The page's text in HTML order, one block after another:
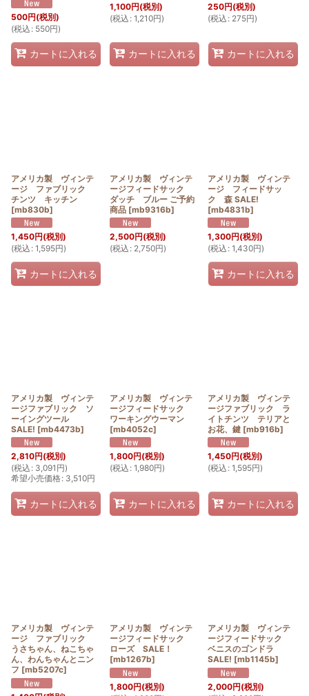
500円(税別)
(税込 : 550円)
カートに入れる
1,100円(税別)
(税込 : 1,210円)
カートに入れる
250円(税別)
(税込 : 275円)
カートに入れる
アメリカ製 ヴィンテ
ージ ファブリック
チンツ キッチン
[mb830b]
1,450円(税別)
(税込 : 1,595円)
カートに入れる
アメリカ製 ヴィンテ
ージフィードサック
ダッチ ブルー ご予約
商品 [mb9316b]
2,500円(税別)
(税込 : 2,750円)
アメリカ製 ヴィンテ
ージ フィードサッ
ク 森 SALE!
[mb4831b]
1,300円(税別)
(税込 : 1,430円)
カートに入れる
アメリカ製 ヴィンテ
ージファブリック ソ
ーイングツール
SALE! [mb4473b]
2,810円(税別)
(税込 : 3,091 円)
希望小売価格: 3,510円
カートに入れる
アメリカ製 ヴィンテ
ージフィードサック
ワーキングウーマン
[mb4052c]
1,800円(税別)
(税込 : 1,980円)
カートに入れる
アメリカ製 ヴィンテ
ージファブリック ラ
イトチンツ テリアと
お花、鍵 [mb916b]
1,450円(税別)
(税込 : 1,595円)
カートに入れる
アメリカ製 ヴィンテ
ージ ファブリック
うさちゃん、ねこちゃ
ん、わんちゃんとニン
フ [mb5207c]
アメリカ製 ヴィンテ
ージフィードサック
ローズ SALE！
[mb1267b]
1,800円(税別)
アメリカ製 ヴィンテ
ージフィードサック
ベニスのゴンドラ
SALE! [mb1145b]
2,000円(税別)